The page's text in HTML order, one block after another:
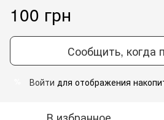
100 грн
Сообщить, когда
Войти для отображения
В избранное